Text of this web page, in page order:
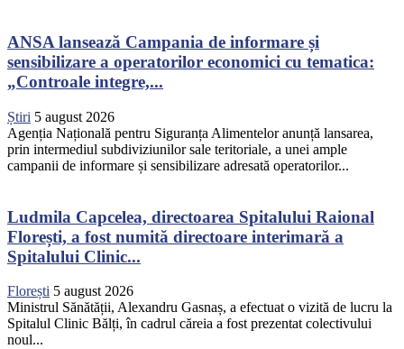
ANSA lansează Campania de informare și
sensibilizare a operatorilor economici cu tematica:
„Controale integre,...
Știri 5 august 2026
Agenția Națională pentru Siguranța Alimentelor anunță lansarea,
prin intermediul subdiviziunilor sale teritoriale, a unei ample
campanii de informare și sensibilizare adresată operatorilor...
Ludmila Capcelea, directoarea Spitalului Raional
Florești, a fost numită directoare interimară a
Spitalului Clinic...
Florești 5 august 2026
Ministrul Sănătății, Alexandru Gasnaș, a efectuat o vizită de lucru la
Spitalul Clinic Bălți, în cadrul căreia a fost prezentat colectivului
noul...